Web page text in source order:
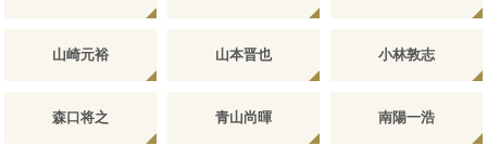
山崎元裕 山本晋也 小林敦志
森口将之 青山尚暉 南陽一浩